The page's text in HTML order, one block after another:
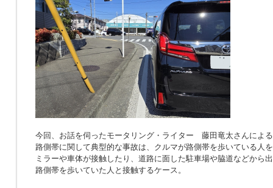
今回、お話を伺ったモータリング・ライター 藤田竜太さんによ
路側帯に関して典型的な事故は、クルマが路側帯を歩いている人
ミラーや車体が接触したり、道路に面した駐車場や脇道などから
路側帯を歩いていた人と接触するケース。